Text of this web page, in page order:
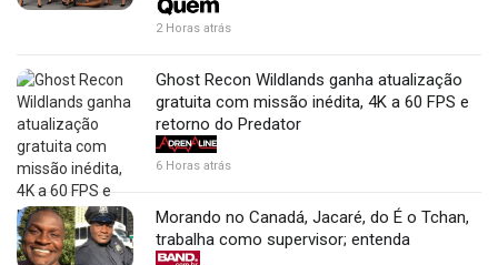
2 Horas atrás
Ghost Recon Wildlands ganha atualização
gratuita com missão inédita, 4K a 60 FPS e
retorno do Predator
6 Horas atrás
Morando no Canadá, Jacaré, do É o Tchan,
trabalha como supervisor; entenda